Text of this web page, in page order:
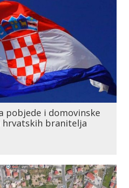
pobjede i domovinske
hrvatskih branitelja